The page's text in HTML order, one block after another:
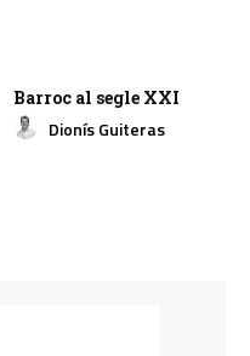
Barroc al segle XXI
Dionís Guiteras